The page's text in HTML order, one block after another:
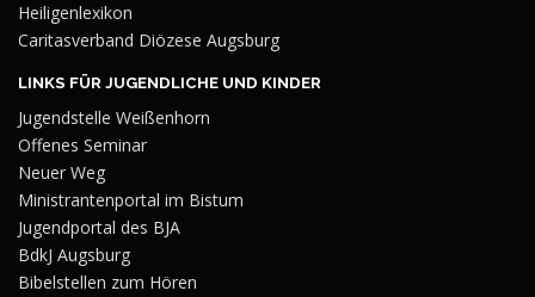
Heiligenlexikon
Caritasverband Diözese Augsburg
LINKS FÜR JUGENDLICHE UND KINDER
Jugendstelle Weißenhorn
Offenes Seminar
Neuer Weg
Ministrantenportal im Bistum
Jugendportal des BJA
BdkJ Augsburg
Bibelstellen zum Hören